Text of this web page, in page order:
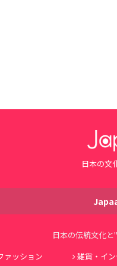
日本の文
日本の伝統文化
ァッション 雑貨・イ